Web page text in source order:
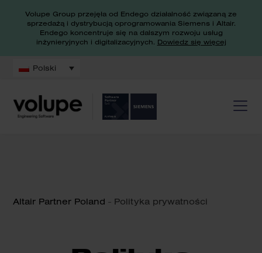
Volupe Group przejęła od Endego działalność związaną ze
sprzedażą i dystrybucją oprogramowania Siemens i Altair.
Endego koncentruje się na dalszym rozwoju usług
inżynieryjnych i digitalizacyjnych. Dowiedz się więcej
Polski
Altair Partner Poland - Polityka prywatności